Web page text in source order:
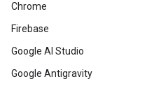
Chrome
Firebase
Google AI Studio
Google Antigravity